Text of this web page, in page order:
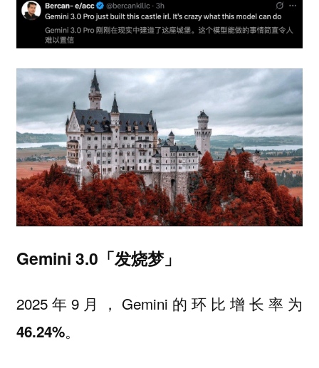
Gemini 3.0「发烧梦」
2025年9月，Gemini的环比增长率为
46.24%。